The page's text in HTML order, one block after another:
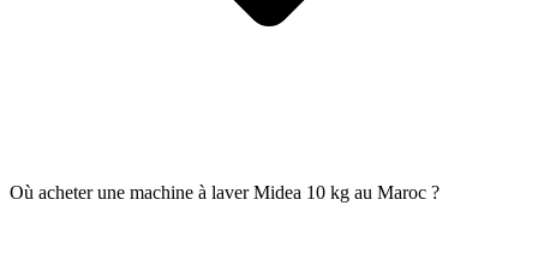
Où acheter une machine à laver Midea 10 kg au Maroc ?